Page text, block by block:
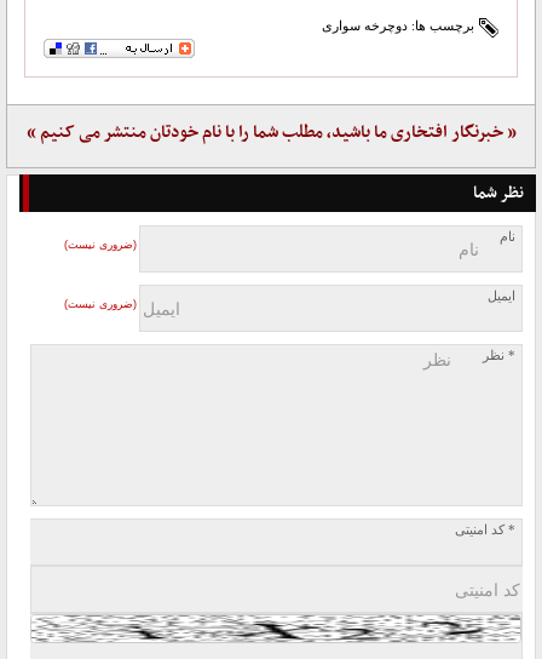
برچسب ها: دوچرخه سواری
« خبرنگار افتخاری ما باشید، مطلب شما را با نام خودتان منتشر می کنیم »
نظر شما
نام
(ضروری نیست)
ایمیل
(ضروری نیست)
* نظر
* کد امنیتی